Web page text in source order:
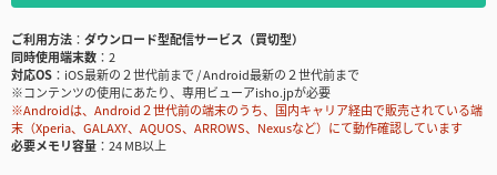
ご利用方法
ダウンロード型配信サービス（買切型）
同時使用端末数
2
対応OS
iOS最新の２世代前まで / Android最新の２世代前まで
※コンテンツの使用にあたり、専用ビューアisho.jpが必要
※Androidは、Android２世代前の端末のうち、国内キャリア経由で販売されている端
末（Xperia、GALAXY、AQUOS、ARROWS、Nexusなど）にて動作確認しています
必要メモリ容量
24 MB以上